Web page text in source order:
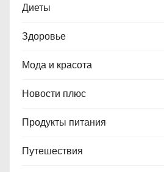
Диеты
Здоровье
Мода и красота
Новости плюс
Продукты питания
Путешествия